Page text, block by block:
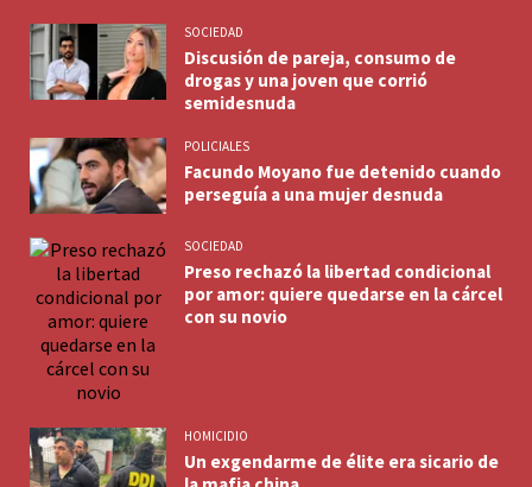
SOCIEDAD
Discusión de pareja, consumo de
drogas y una joven que corrió
semidesnuda
POLICIALES
Facundo Moyano fue detenido cuando
perseguía a una mujer desnuda
SOCIEDAD
Preso rechazó la libertad condicional
por amor: quiere quedarse en la cárcel
con su novio
HOMICIDIO
Un exgendarme de élite era sicario de